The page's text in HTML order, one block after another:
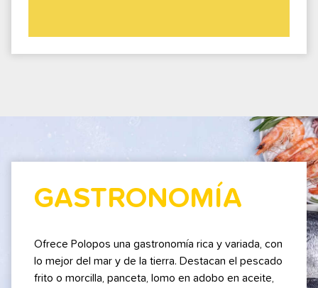
GASTRONOMÍA
Ofrece Polopos una gastronomía rica y variada, con
lo mejor del mar y de la tierra. Destacan el pescado
frito o morcilla, panceta, lomo en adobo en aceite,